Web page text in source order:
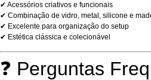
✔ Acessórios criativos e funcionais
✔ Combinação de vidro, metal, silicone e
✔ Excelente para organização do setup
✔ Estética clássica e colecionável
❓ Perguntas